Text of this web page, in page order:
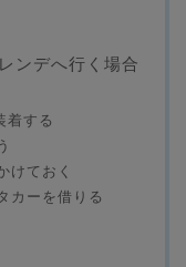
ンデへ行く場合
着する
けておく
カーを借りる